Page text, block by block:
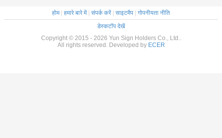
होम| हमारे बारे में| संपर्क करें| साइटमैप
गोपनीयता नीति
डेस्कटॉप देखें
Copyright © 2015 - 2026 Yun Sign Holders Co., Ltd..
All rights reserved. Developed by ECER